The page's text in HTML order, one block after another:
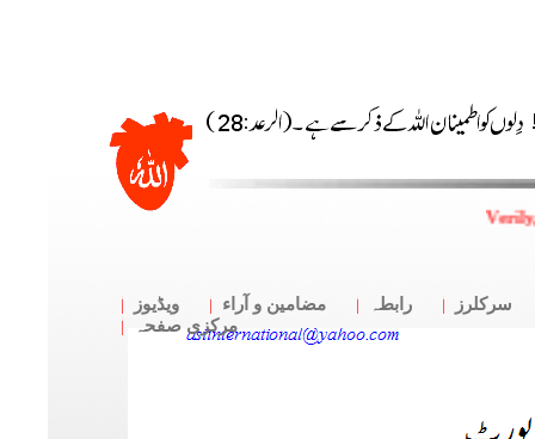
سرکلرز رابطہ مضامین و آراء
ویڈیوز
مرکزی صفحہ